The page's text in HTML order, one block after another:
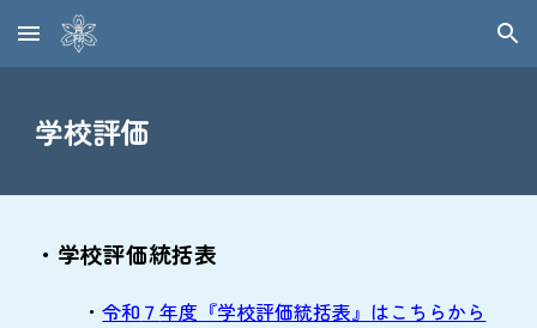
Skip to main content Skip to navigation
学校評価
・学校評価統括表
・令和 ７年度『学校評価統括表』はこちらから